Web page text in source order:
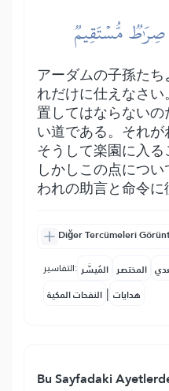
صِرَٰطٞ مُّسۡتَقِيمٞ
アーダムの子孫た
れだけに仕えなさ
置してはならないの
い道である。それが
そうして楽園に入る
しかしこの点につ
われの助言と命令に
Diğer Tercümeleri
التفاسير: المُيسَّر المختصر
النفحات المكية | هدايات
Bu Sayfadaki